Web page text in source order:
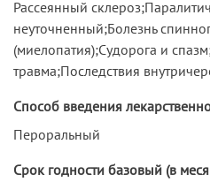
Рассеянный
неуточненный;Болезнь
(миелопатия);Судорога и
травма;Последствия
Способ введения
Пероральный
Срок годности базовый (в